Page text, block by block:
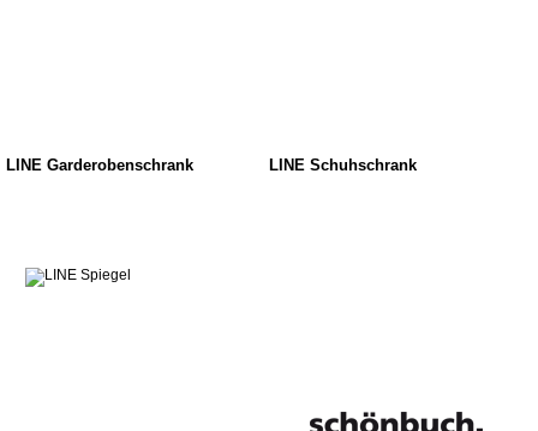
LINE Garderobenschrank LINE Schuhschrank